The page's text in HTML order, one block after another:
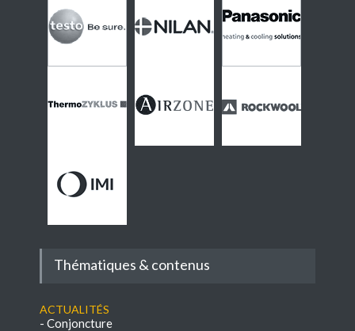
Thématiques & contenus
Actualités
- Conjoncture